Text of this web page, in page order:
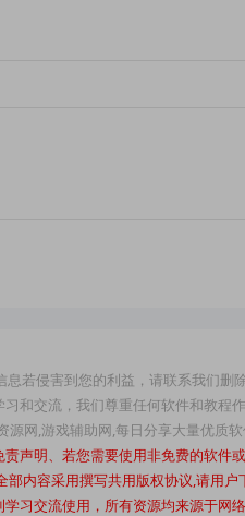
息若侵害到您的利益，请联系我们删
和交流，我们尊重任何软件和教程
源网,游戏辅助网,每日分享大量优质
声明、若您需要使用非免费的软件
部内容采用撰写共用版权协议,请用户
习交流使用，所有资源均来源于网